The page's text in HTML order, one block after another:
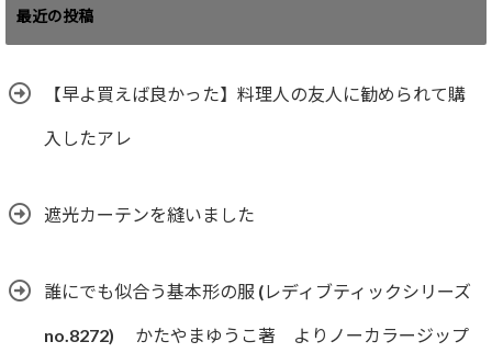
最近の投稿
【早よ買えば良かった】料理人の友人に勧められて購
入したアレ
遮光カーテンを縫いました
誰にでも似合う基本形の服 (レディブティックシリーズ
no.8272) かたやまゆうこ著 よりノーカラージップ